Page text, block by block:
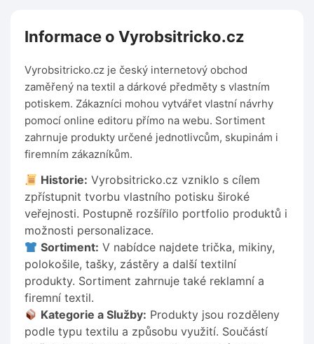
Informace o Vyrobsitricko.cz
Vyrobsitricko.cz je český internetový obchod
zaměřený na textil a dárkové předměty s vlastním
potiskem. Zákazníci mohou vytvářet vlastní návrhy
pomocí online editoru přímo na webu. Sortiment
zahrnuje produkty určené jednotlivcům, skupinám i
firemním zákazníkům.
Historie: Vyrobsitricko.cz vzniklo s cílem
zpřístupnit tvorbu vlastního potisku široké
veřejnosti. Postupně rozšířilo portfolio produktů i
možnosti personalizace.
Sortiment: V nabídce najdete trička, mikiny,
polokošile, tašky, zástěry a další textilní
produkty. Sortiment zahrnuje také reklamní a
firemní textil.
Kategorie a Služby: Produkty jsou rozděleny
podle typu textilu a způsobu využití. Součástí